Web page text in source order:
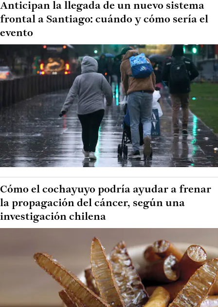
Anticipan la llegada de un nuevo sistema
frontal a Santiago: cuándo y cómo sería el
evento
Cómo el cochayuyo podría ayudar a frenar
la propagación del cáncer, según una
investigación chilena